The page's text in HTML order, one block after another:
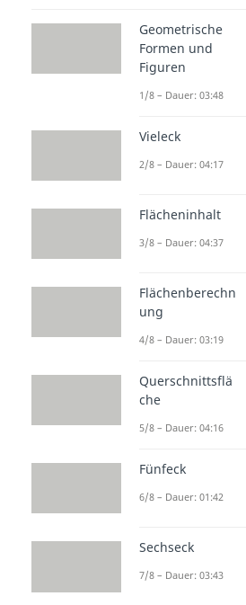
Du zeichnest
Ecke deines
dann um den
nochmal
einen
Rechtecks.
Ein Quadrat
auchin sich
Hier wählst
wieder nur die
Ecken bis
zeichnen.
Geometrische
Formen und
Figuren
1/8 – Dauer: 03:48
Vieleck
2/8 – Dauer: 04:17
Flächeninhalt
3/8 – Dauer: 04:37
Flächenberechn
ung
4/8 – Dauer: 03:19
Querschnittsflä
che
5/8 – Dauer: 04:16
Fünfeck
6/8 – Dauer: 01:42
Sechseck
7/8 – Dauer: 03:43